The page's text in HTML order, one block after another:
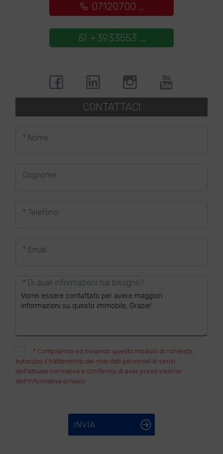
07120700 ...
+3933553 ...
CONTATTACI
* Nome
Cognome
* Telefono
* Email
* Di quali informazioni hai bisogno?
* Compilando ed inviando questo modulo di richiesta,
autorizzo il trattamento dei miei dati personali ai sensi
dell'attuale normativa e confermo di aver preso visione
dell'informativa privacy.
INVIA